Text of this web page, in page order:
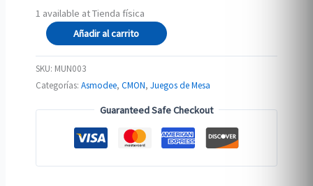
1 available at Tienda física
Marvel
United:
Enter
the
Verse
Añadir al carrito
SKU: MUN003
Categorías:Asmodee,CMON,Juegos de Mesa
Guaranteed Safe Checkout